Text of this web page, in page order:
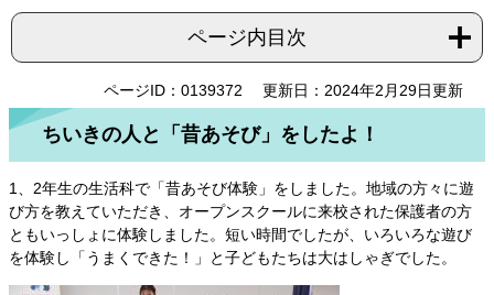
ページ内目次
ページID：0139372 更新日：2024年2月29日更新
ちいきの人と「昔あそび」をしたよ！
1、2年生の生活科で「昔あそび体験」をしました。地域の方々に遊
び方を教えていただき、オープンスクールに来校された保護者の方
ともいっしょに体験しました。短い時間でしたが、いろいろな遊び
を体験し「うまくできた！」と子どもたちは大はしゃぎでした。